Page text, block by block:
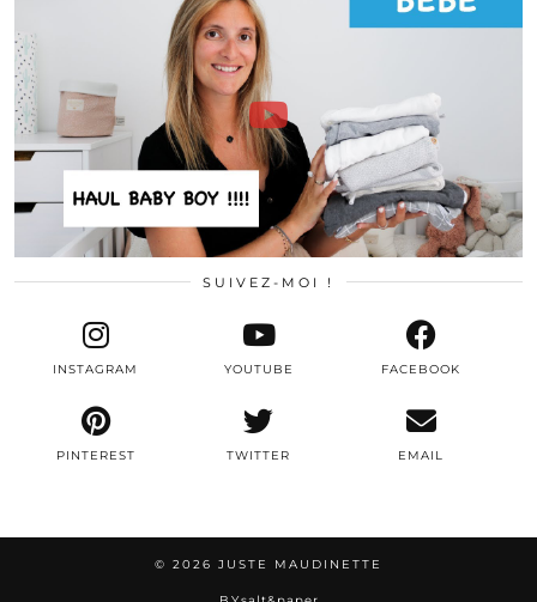
SUIVEZ-MOI !
TWITTER
INSTAGRAM FACEBOOK
PINTEREST
YOUTUBE
EMAIL
© 2026 JUSTE MAUDINETTE